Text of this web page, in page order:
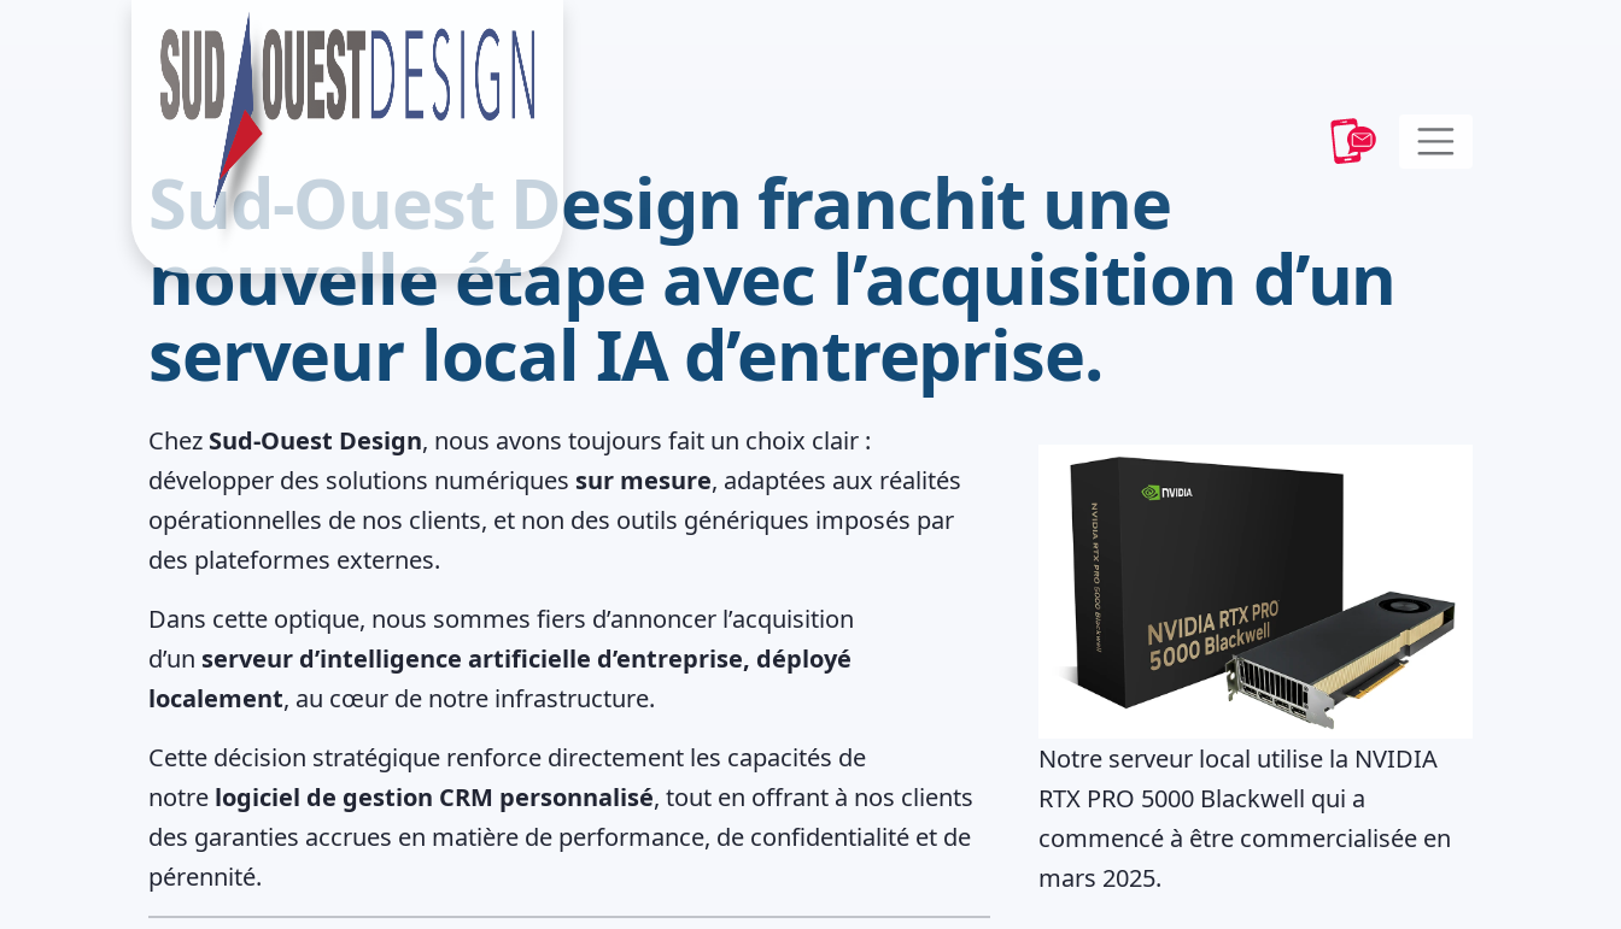
Sud-Ouest Design franchit une
nouvelle étape avec l’acquisition d’un
serveur local IA d’entreprise.
Notre serveur local utilise la NVIDIA
RTX PRO 5000 Blackwell qui a
commencé à être commercialisée en
mars 2025.
Chez Sud-Ouest Design, nous avons toujours fait un choix clair :
développer des solutions numériques sur mesure, adaptées aux réalités
opérationnelles de nos clients, et non des outils génériques imposés par
des plateformes externes.
Dans cette optique, nous sommes fiers d’annoncer l’acquisition
d’un serveur d’intelligence artificielle d’entreprise, déployé
localement, au cœur de notre infrastructure.
Cette décision stratégique renforce directement les capacités de
notre logiciel de gestion CRM personnalisé, tout en offrant à nos clients
des garanties accrues en matière de performance, de confidentialité et de
pérennité.